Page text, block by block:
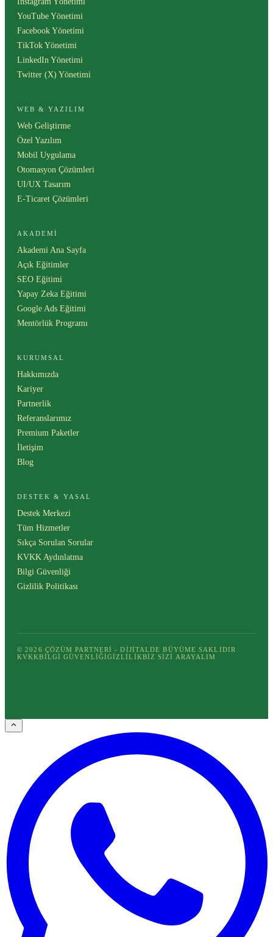
YouTube Yönetimi
Facebook Yönetimi
TikTok Yönetimi
LinkedIn Yönetimi
Twitter (X) Yönetimi
WEB & YAZILIM
Web Geliştirme
Özel Yazılım
Mobil Uygulama
Otomasyon Çözümleri
UI/UX Tasarım
E-Ticaret Çözümleri
AKADEMI
Akademi Ana Sayfa
Açık Eğitimler
SEO Eğitimi
Yapay Zeka Eğitimi
Google Ads Eğitimi
Mentörlük Programı
KURUMSAL
Hakkımızda
Kariyer
Partnerlik
Referanslarımız
Premium Paketler
İletişim
Blog
DESTEK & YASAL
Destek Merkezi
Tüm Hizmetler
Sıkça Sorulan Sorular
KVKK Aydınlatma
Bilgi Güvenliği
Gizlilik Politikası
© 2026 ÇÖZÜM PARTNERI - DIJITALDE BÜYÜME SAKLIDIR
KVKKBILGI GÜVENLIĞIGIZLILIKBIZ SIZI ARAYALIM